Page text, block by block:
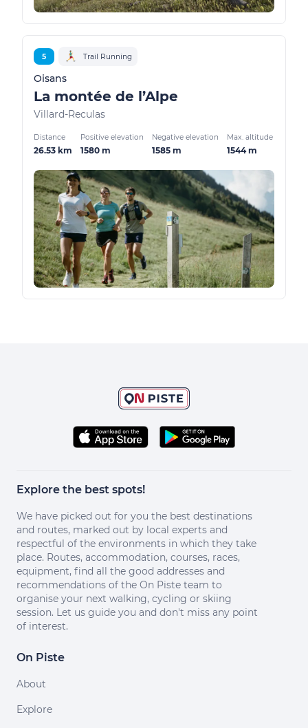
5 Trail Running
Oisans
La montée de l’Alpe
Villard-Reculas
Distance
26.53 km
Positive elevation
1580 m
Negative elevation
1585 m
Max. altitude
1544 m
Explore the best spots!
We have picked out for you the best destinations
and routes, marked out by local experts and
respectful of the environments in which they take
place. Routes, accommodation, courses, races,
equipment, find all the good addresses and
recommendations of the On Piste team to
organise your next walking, cycling or skiing
session. Let us guide you and don't miss any point
of interest.
On Piste
About
Explore